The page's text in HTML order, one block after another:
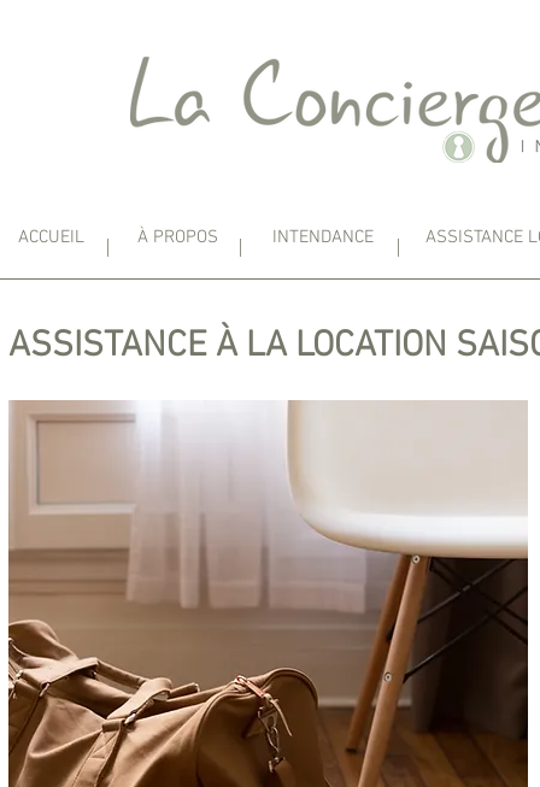
ACCUEIL À PROPOS INTENDANCE ASSISTANCE
ASSISTANCE À LA LOCATION